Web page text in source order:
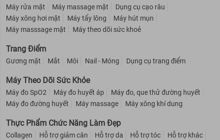
Máy rửa mặt Máy massage mặt
Dụng cụ cạo râu
Máy xông hơi mặt
Máy tẩy lông
Máy hút mụn
Máy masssage mặt
Máy theo dõi sức khoẻ
Trang Điểm
Gương mặt Mắt Môi Nail - Móng Dụng cụ trang điểm
Máy Theo Dõi Sức Khỏe
Máy đo SpO2 Máy đo huyết áp
Máy đo, que thử đường huyết
Máy đo đường huyết
Máy massage Máy xông khí dung
Thực Phẩm Chức Năng Làm Đẹp
Collagen Hỗ trợ giảm cân Hỗ trợ da Hỗ trợ tóc
Hỗ trợ khác